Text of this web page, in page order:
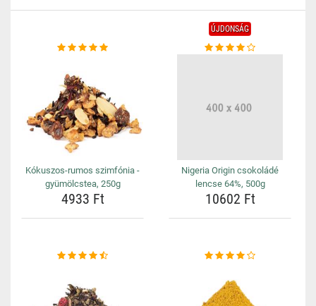
Kókuszos-rumos szimfónia -
gyümölcstea, 250g
4933 Ft
ÚJDONSÁG
Nigeria Origin csokoládé
lencse 64%, 500g
10602 Ft